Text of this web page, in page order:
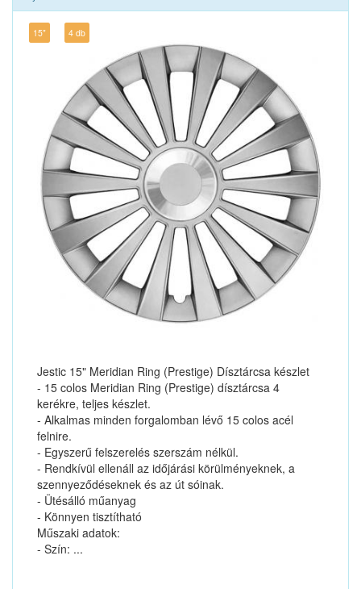
15" 4 db
Jestic 15" Meridian Ring (Prestige) Dísztárcsa készlet
- 15 colos Meridian Ring (Prestige) dísztárcsa 4
kerékre, teljes készlet.
- Alkalmas minden forgalomban lévő 15 colos acél
felnire.
- Egyszerű felszerelés szerszám nélkül.
- Rendkívül ellenáll az időjárási körülményeknek, a
szennyeződéseknek és az út sóinak.
- Ütésálló műanyag
- Könnyen tisztítható
Műszaki adatok:
- Szín: ...